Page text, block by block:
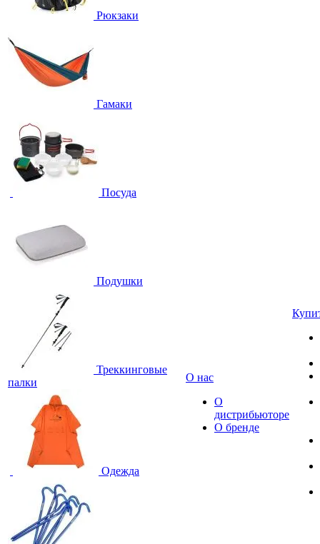
Рюкзаки
Гамаки
Посуда
Подушки
Треккинговые
палки
Одежда
О нас
О
дистрибьюторе
О бренде